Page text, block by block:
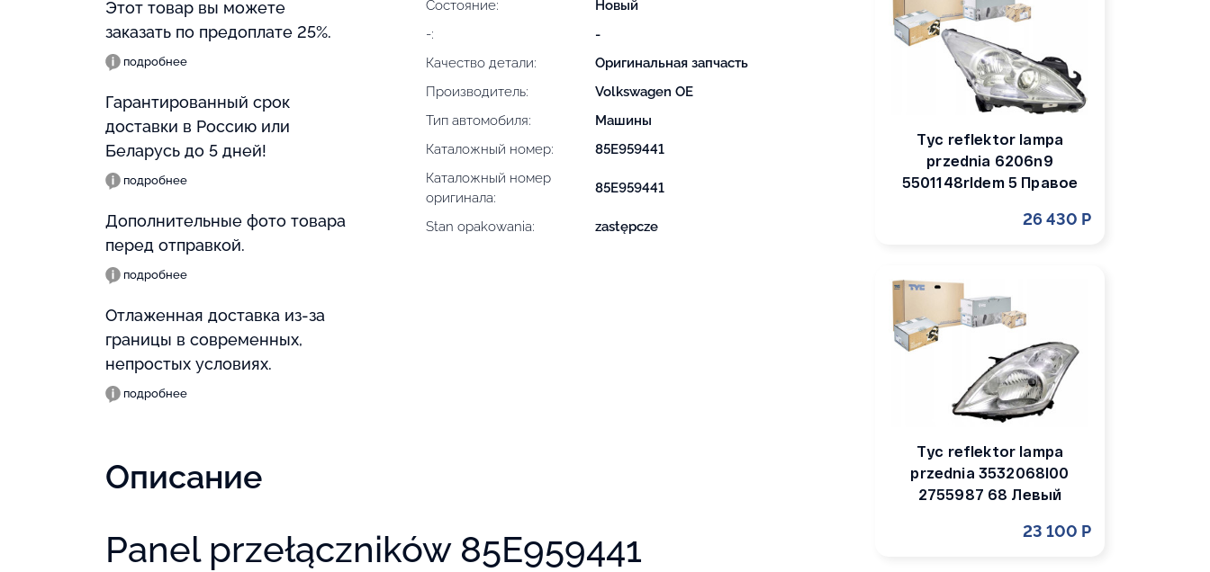
Этот товар вы можете
заказать по предоплате 25%.
подробнее
Гарантированный срок
доставки в Россию или
Беларусь до 5 дней!
подробнее
Дополнительные фото товара
перед отправкой.
подробнее
Отлаженная доставка из-за
границы в современных,
непростых условиях.
подробнее
Состояние:
Новый
-:
-
Качество детали:
Оригинальная запчасть
Производитель:
Volkswagen OE
Тип автомобиля:
Машины
Каталожный номер:
85E959441
Каталожный номер
оригинала:
85E959441
Stan opakowania: zastępcze
Описание
Panel przełączników 85E959441
Tyc reflektor lampa
przednia 6206n9
5501148rldem 5 Правое
26 430 Р
Tyc reflektor lampa
przednia 3532068l00
2755987 68 Левый
23 100 Р